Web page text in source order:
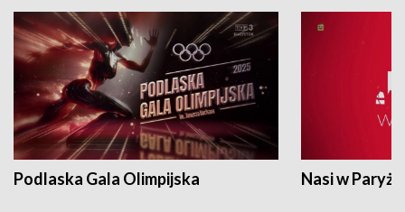
Podlaska Gala Olimpijska Nasi w Paryżu